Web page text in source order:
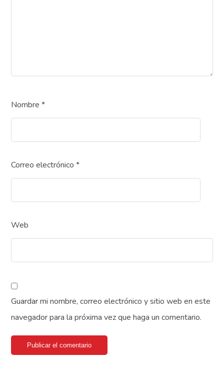
Nombre*
Correo electrónico*
Web
Guardar mi nombre, correo electrónico y sitio web en este
navegador para la próxima vez que haga un comentario.
Publicar el comentario